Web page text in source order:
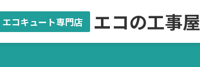
エコキュート専門店 エコの工事屋